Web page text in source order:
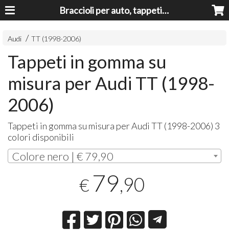
Braccioli per auto, tappeti auto, accessori auto MADE IN ITALY - Armrests, Mittelarmlehnen, Accoundoirs
Audi TT (1998-2006)
Tappeti in gomma su
misura per Audi TT (1998-
2006)
Tappeti in gomma su misura per Audi TT (1998-2006) 3
colori disponibili
Colore nero | € 79,90
€ 79,90